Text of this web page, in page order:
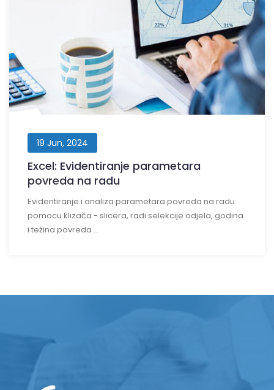
19 Jun, 2024
Excel: Evidentiranje parametara
povreda na radu
Evidentiranje i analiza parametara povreda na radu
pomocu klizača - slicera, radi selekcije odjela, godina
i težina povreda ...